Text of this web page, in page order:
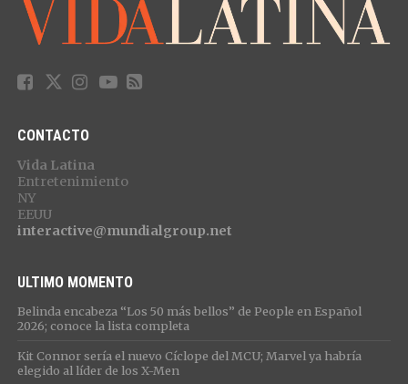
CONTACTO
Vida Latina
Entretenimiento
NY
EEUU
interactive@mundialgroup.net
ULTIMO MOMENTO
Belinda encabeza “Los 50 más bellos” de People en Español
2026; conoce la lista completa
Kit Connor sería el nuevo Cíclope del MCU; Marvel ya habría
elegido al líder de los X-Men